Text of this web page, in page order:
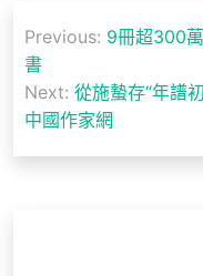
章
導
覽
Previous: 9冊超300
書
Next: 從施蟄存“年譜
中國作家網